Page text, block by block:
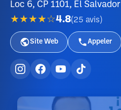
Loc 6, CP 1101, El Salvador
★★★★☆4.8(25 avis )
Site Web Appeler